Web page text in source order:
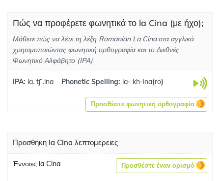
Πώς να προφέρετε φωνητικά το la Cina (με ήχο);
Μάθετε πώς να λέτε τη λέξη Romanian La Cina στα αγγλικά
χρησιμοποιώντας φωνητική ορθογραφία και το Διεθνές
Φωνητικό Αλφάβητο (IPA)
IPA: la. tʃˈ.ina Phonetic Spelling: la- kh-ina(ro)
Προσθέστε φωνητική ορθογραφία
Προσθήκη la Cina λεπτομέρειες
Έννοιες la Cina Προσθέστε έναν ορισμό